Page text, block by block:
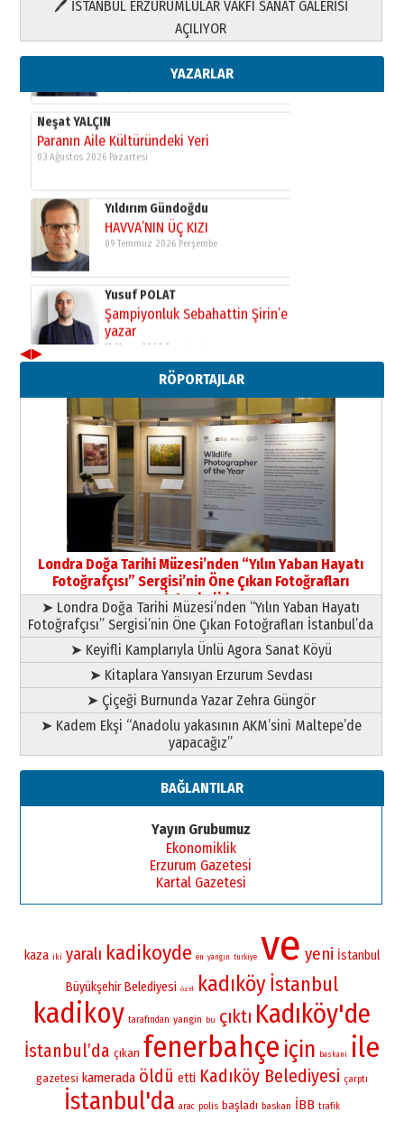
🖊 İSTANBUL ERZURUMLULAR VAKFI SANAT GALERİSİ
AÇILIYOR
YAZARLAR
Yusuf POLAT
Şampiyonluk Sebahattin Şirin’e
11 Mayıs 2026 Pazartesi
Neşat YALÇIN
Paranın Aile Kültüründeki Yeri
03 Ağustos 2026 Pazartesi
Yıldırım Gündoğdu
HAVVA’NIN ÜÇ KIZI
09 Temmuz 2026 Perşembe
Yusuf POLAT
Şampiyonluk Sebahattin Şirin’e
yazar
11 Mayıs 2026 Pazartesi
Neşat YALÇIN
Paranın Aile Kültüründeki Yeri
03 Ağustos 2026 Pazartesi
Yıldırım Gündoğdu
HAVVA’NIN ÜÇ KIZI
09 Temmuz 2026 Perşembe
Yusuf POLAT
Şampiyonluk Sebahattin Şirin’e
yazar
11 Mayıs 2026 Pazartesi
◀▶
RÖPORTAJLAR
Londra Doğa Tarihi Müzesi’nden “Yılın Yaban Hayatı
Fotoğrafçısı” Sergisi’nin Öne Çıkan Fotoğrafları
İstanbul’da
➤ Londra Doğa Tarihi Müzesi’nden “Yılın Yaban Hayatı
Fotoğrafçısı” Sergisi’nin Öne Çıkan Fotoğrafları İstanbul’da
➤ Keyifli Kamplarıyla Ünlü Agora Sanat Köyü
➤ Kitaplara Yansıyan Erzurum Sevdası
➤ Çiçeği Burnunda Yazar Zehra Güngör
➤ Kadem Ekşi “Anadolu yakasının AKM’sini Maltepe’de
yapacağız”
BAĞLANTILAR
Yayın Grubumuz
Ekonomiklik
Erzurum Gazetesi
Kartal Gazetesi
kaza iki yaralı kadikoyde en yangın turkiye ve yeni İstanbul
Büyükşehir Belediyesi özel kadıköyİstanbul
kadikoy tarafından yangin bu çıktı Kadıköy'de
İstanbul’da çıkan fenerbahçe için baskani ile
gazetesi kamerada öldü etti Kadıköy Belediyesi çarptı
İstanbul'da arac polis başladı baskan İBB trafik